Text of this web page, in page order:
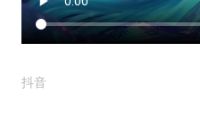
抖音